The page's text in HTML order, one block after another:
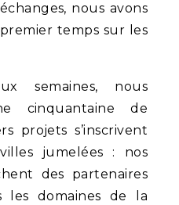
nous avons
temps sur les
semaines, nous
cinquantaine de
projets s’inscrivent
jumelées : nos
des partenaires
les domaines de la